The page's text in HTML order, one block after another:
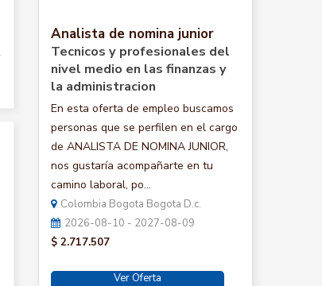
Analista de nomina junior
Tecnicos y profesionales del
nivel medio en las finanzas y
la administracion
En esta oferta de empleo buscamos
personas que se perfilen en el cargo
de ANALISTA DE NOMINA JUNIOR,
nos gustaría acompañarte en tu
camino laboral, po...
Colombia Bogota Bogota D.c.
2026-08-10 - 2027-08-09
$ 2.717.507
Ver Oferta